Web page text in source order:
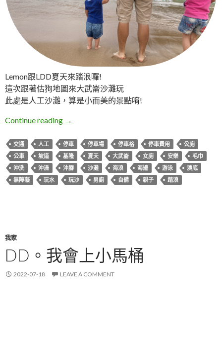
Lemon跟LDD夏天來踏浪囉!
這次跟著估狗地圖來大武崙沙灘玩
此處是人工沙灘，算是小而美的景點唷!
Continue reading 基隆安樂。大武崙澳底沙灘
→
交通 人工 停車 停車場 停車格 停車費用
公廁
公車
坡道 基隆 夏天 大武崙 女廁 安樂
毛巾
沖洗
沖澡 沖腳 沙灘 海浪 海邊 游泳
澳底
無障礙
玩水 玩沙 男廁 自備 親子 踏浪
我家
DD。我會上小馬桶
2022-07-18 LEAVE A COMMENT